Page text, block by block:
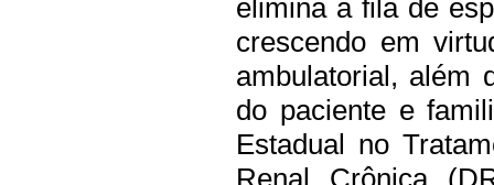
elimina a fila de
crescendo em
ambulatorial, além
do paciente e
Estadual no
Renal Crônica